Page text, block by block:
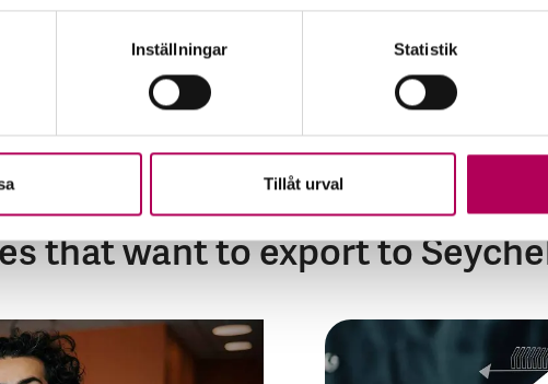
Inställningar Statistik
Tillåt urval
that want to export to